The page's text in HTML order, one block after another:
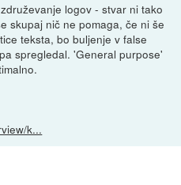
logov - stvar ni tako
skupaj nič ne pomaga, če ni še
teksta, bo buljenje v false
spregledal. 'General purpose'
k...